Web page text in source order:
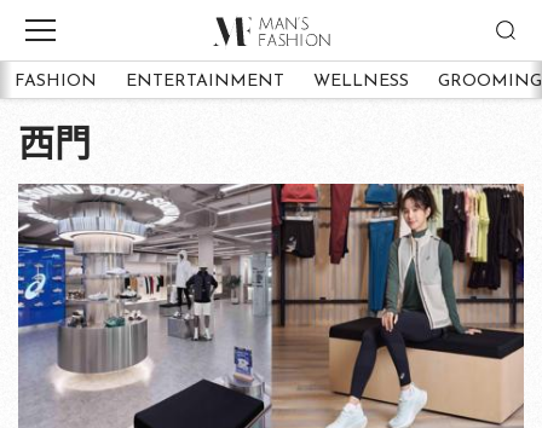
FASHION ENTERTAINMENT WELLNESS GROOMING
西門